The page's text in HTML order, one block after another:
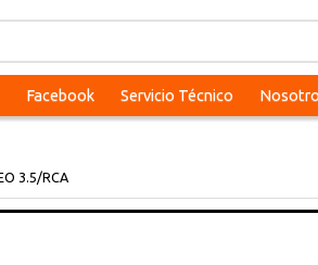
Facebook Servicio Técnico
3.5/RCA